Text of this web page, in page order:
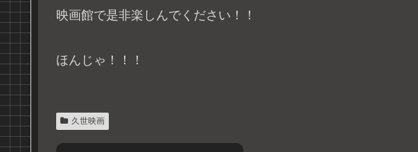
映画館で是非楽しんでください！！
ほんじゃ！！！
久世映画